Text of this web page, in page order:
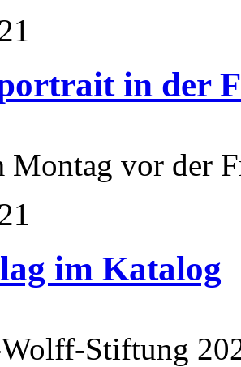
in der
Montag vor der
im Katalog
Stiftung